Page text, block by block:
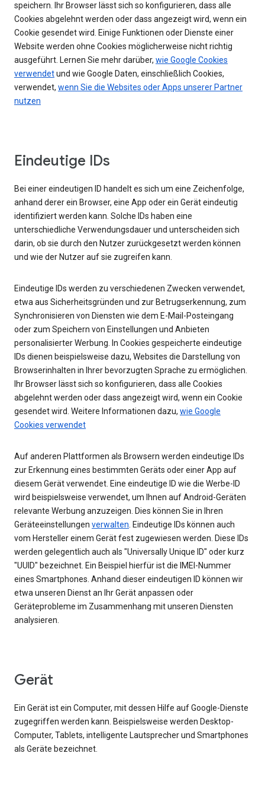
speichern. Ihr Browser lässt sich so konfigurieren, dass alle
Cookies abgelehnt werden oder dass angezeigt wird, wenn ein
Cookie gesendet wird. Einige Funktionen oder Dienste einer
Website werden ohne Cookies möglicherweise nicht richtig
ausgeführt. Lernen Sie mehr darüber, wie Google Cookies
verwendetund wie Google Daten, einschließlich Cookies,
verwendet, wenn Sie die Websites oder Apps unserer Partner
nutzen
Eindeutige IDs
Bei einer eindeutigen ID handelt es sich um eine Zeichenfolge,
anhand derer ein Browser, eine App oder ein Gerät eindeutig
identifiziert werden kann. Solche IDs haben eine
unterschiedliche Verwendungsdauer und unterscheiden sich
darin, ob sie durch den Nutzer zurückgesetzt werden können
und wie der Nutzer auf sie zugreifen kann.
Eindeutige IDs werden zu verschiedenen Zwecken verwendet,
etwa aus Sicherheitsgründen und zur Betrugserkennung, zum
Synchronisieren von Diensten wie dem E-Mail-Posteingang
oder zum Speichern von Einstellungen und Anbieten
personalisierter Werbung. In Cookies gespeicherte eindeutige
IDs dienen beispielsweise dazu, Websites die Darstellung von
Browserinhalten in Ihrer bevorzugten Sprache zu ermöglichen.
Ihr Browser lässt sich so konfigurieren, dass alle Cookies
abgelehnt werden oder dass angezeigt wird, wenn ein Cookie
gesendet wird. Weitere Informationen dazu, wie Google
Cookies verwendet
Auf anderen Plattformen als Browsern werden eindeutige IDs
zur Erkennung eines bestimmten Geräts oder einer App auf
diesem Gerät verwendet. Eine eindeutige ID wie die Werbe-ID
wird beispielsweise verwendet, um Ihnen auf Android-Geräten
relevante Werbung anzuzeigen. Dies können Sie in Ihren
Geräteeinstellungen verwalten. Eindeutige IDs können auch
vom Hersteller einem Gerät fest zugewiesen werden. Diese IDs
werden gelegentlich auch als "Universally Unique ID" oder kurz
"UUID" bezeichnet. Ein Beispiel hierfür ist die IMEI-Nummer
eines Smartphones. Anhand dieser eindeutigen ID können wir
etwa unseren Dienst an Ihr Gerät anpassen oder
Geräteprobleme im Zusammenhang mit unseren Diensten
analysieren.
Gerät
Ein Gerät ist ein Computer, mit dessen Hilfe auf Google-Dienste
zugegriffen werden kann. Beispielsweise werden Desktop-
Computer, Tablets, intelligente Lautsprecher und Smartphones
als Geräte bezeichnet.